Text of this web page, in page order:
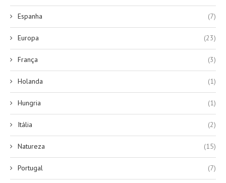
Espanha (7)
Europa (23)
França (3)
Holanda (1)
Hungria (1)
Itália (2)
Natureza (15)
Portugal (7)